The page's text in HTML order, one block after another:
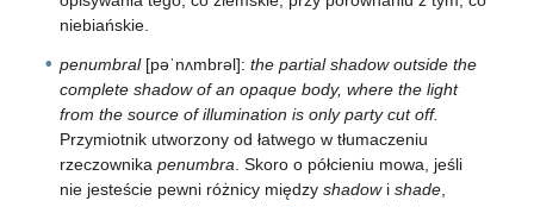
niebiańskie.
penumbral[pəˈnʌmbrəl]: the partial shadow outside the
complete shadow of an opaque body, where the light
from the source of illumination is only party cut off.
Przymiotnik utworzony od łatwego w tłumaczeniu
rzeczownika penumbra. Skoro o półcieniu mowa, jeśli
nie jesteście pewni różnicy między shadowi shade,